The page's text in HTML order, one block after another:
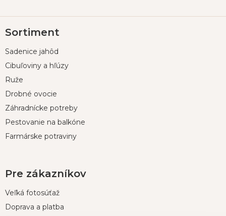
á
ä
Sortiment
Sadenice jahôd
Cibuľoviny a hľúzy
Ruže
Drobné ovocie
Záhradnícke potreby
Pestovanie na balkóne
Farmárske potraviny
Pre zákazníkov
Veľká fotosúťaž
Doprava a platba